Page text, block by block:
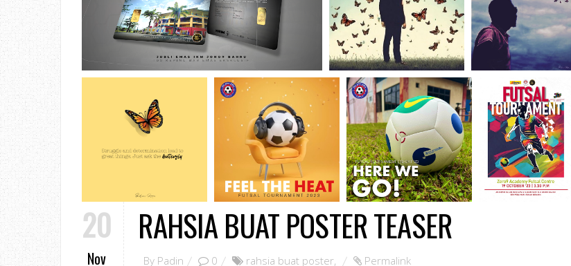
20
Nov
RAHSIA BUAT POSTER TEASER
By Padin 0 rahsia buat poster, Permalink